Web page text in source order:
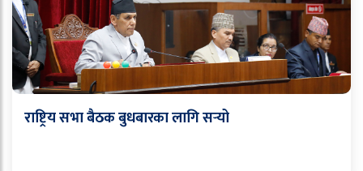
राष्ट्रिय सभा बैठक बुधबारका लागि सर्‍यो